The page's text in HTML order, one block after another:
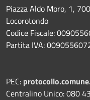
Piazza Aldo Moro, 1,
Locorotondo
Codice Fiscale:
Partita IVA:
PEC:
Centralino Unico: 080